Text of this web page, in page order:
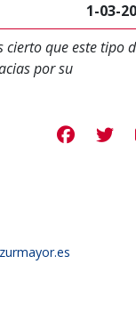
1-03-
cierto que este tipo
por su
Compartir